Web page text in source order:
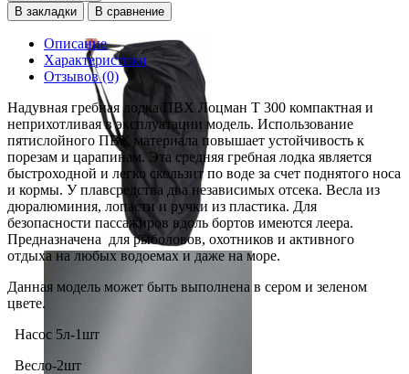
В закладки
В сравнение
Описание
Характеристики
Отзывов (0)
Надувная гребная лодка ПВХ Лоцман Т 300 компактная и
неприхотливая в эксплуатации модель. Использование
пятислойного ПВХ материала повышает устойчивость к
порезам и царапинам. Эта средняя гребная лодка является
быстроходной и легко скользит по воде за счет поднятого носа
и кормы. У плавсредства два независимых отсека. Весла из
дюралюминия, лопасти и ручки из пластика. Для
безопасности пассажиров вдоль бортов имеются леера.
Предназначена для рыболовов, охотников и активного
отдыха на любых водоемах и даже на море.
Данная модель может быть выполнена в сером и зеленом
цвете.
Насос 5л-1шт
Весло-2шт